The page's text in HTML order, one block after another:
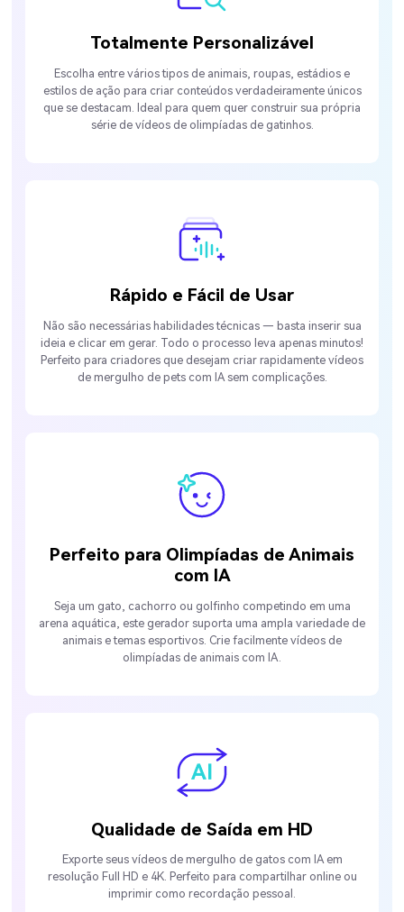
Totalmente Personalizável
Escolha entre vários tipos de animais, roupas, estádios e
estilos de ação para criar conteúdos verdadeiramente únicos
que se destacam. Ideal para quem quer construir sua própria
série de vídeos de olimpíadas de gatinhos.
Rápido e Fácil de Usar
Não são necessárias habilidades técnicas — basta inserir sua
ideia e clicar em gerar. Todo o processo leva apenas minutos!
Perfeito para criadores que desejam criar rapidamente vídeos
de mergulho de pets com IA sem complicações.
Perfeito para Olimpíadas de Animais
com IA
Seja um gato, cachorro ou golfinho competindo em uma
arena aquática, este gerador suporta uma ampla variedade de
animais e temas esportivos. Crie facilmente vídeos de
olimpíadas de animais com IA.
Qualidade de Saída em HD
Exporte seus vídeos de mergulho de gatos com IA em
resolução Full HD e 4K. Perfeito para compartilhar online ou
imprimir como recordação pessoal.